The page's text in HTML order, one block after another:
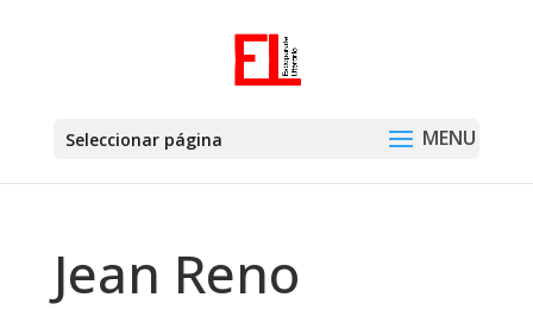
Seleccionar página
Jean Reno